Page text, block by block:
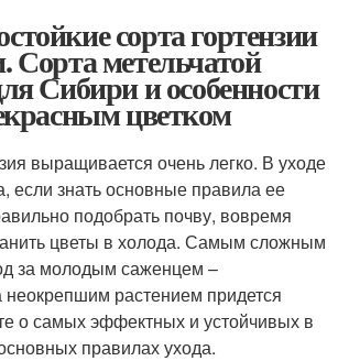
сорта гортензии
Сорта метельчатой
Сибири и особенности
цветком
выращивается очень легко. В уходе
если знать основные правила ее
подобрать почву, вовремя
цветы в холода. Самым сложным
за молодым саженцем –
неокрепшим растением придется
о самых эффектных и устойчивых в
правилах ухода.